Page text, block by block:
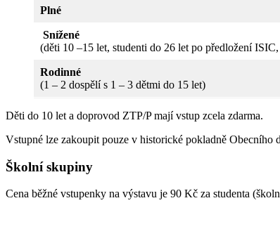
Plné
Snížené
(děti 10 –15 let, studenti do 26 let po předložení
Rodinné
(1 – 2 dospělí s 1 – 3 dětmi do 15 let)
Děti do 10 let a doprovod ZTP/P mají vstup zcela zdarma.
Vstupné lze zakoupit pouze v historické pokladně Obecního
Školní skupiny
Cena běžné vstupenky na výstavu je 90 Kč za studenta